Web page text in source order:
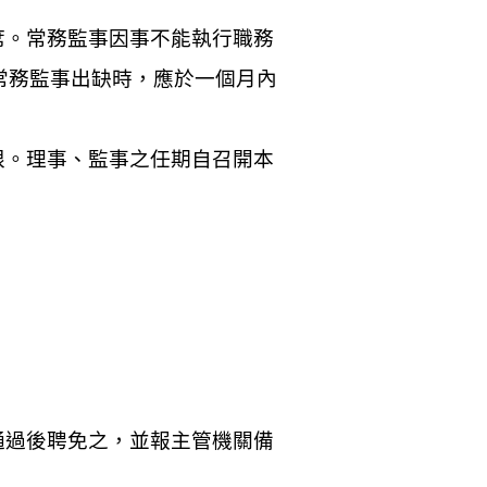
常務監事因事不能執行職務
監事出缺時，應於一個月內
理事、監事之任期自召開本
後聘免之，並報主管機關備